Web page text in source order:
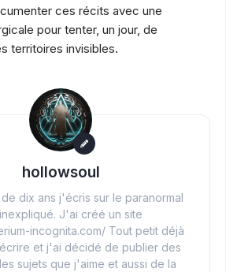
ces récits avec une
pour tenter, un jour, de
territoires invisibles.
hollowsoul
dix ans j'écris sur le paranormal
J'ai créé un site
incognita.com/ Tout petit déjà
et j'ai décidé de publier des
sujets que j'aime et aussi de la